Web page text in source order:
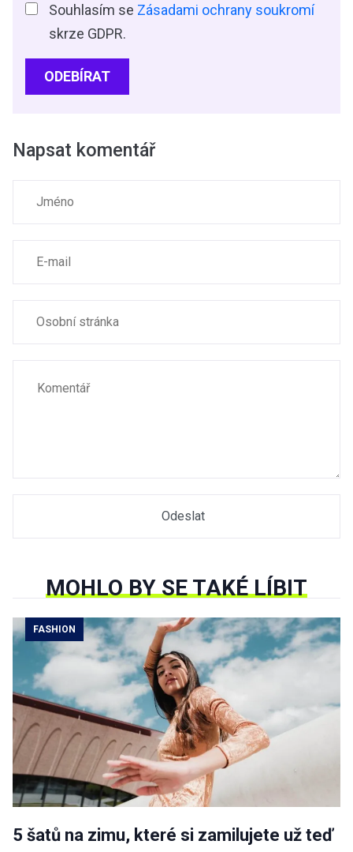
Souhlasím se Zásadami ochrany soukromí
skrze GDPR.
ODEBÍRAT
Napsat komentář
MOHLO BY SE TAKÉ LÍBIT
FASHION
5 šatů na zimu, které si zamilujete už teď